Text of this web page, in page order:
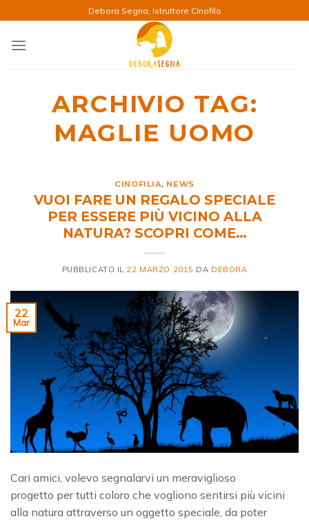
ai
contenuti
Debora Segna, Istruttore Cinofilo
ARCHIVIO TAG:
MAGLIE UOMO
CINOFILIA, NEWS
VUOI FARE UN REGALO SPECIALE
PER ESSERE PIÙ VICINO ALLA
NATURA? SCOPRI COME…
PUBBLICATO IL 22 MARZO 2015 DA DEBORA
22
Mar
Cari amici, volevo segnalarvi un meraviglioso
progetto per tutti coloro che vogliono sentirsi più vicini
alla natura attraverso un oggetto speciale, da poter